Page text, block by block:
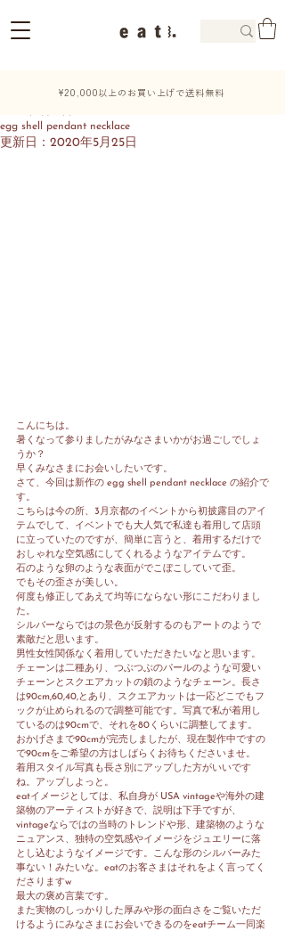
¥20,000以上のお買い上げで送料無料
egg shell pendant necklace
更新日： 2020年5月25日
こんにちは。
暑くなって参りましたがみなさまいかがお過ごしでしょ
うか？
早くみなさまにお会いしたいです。
さて、今回は新作の egg shell pendant necklace の紹介で
す。
こちらは今の所、3月京都のイベントから初披露目のアイ
テムでして、イベントでも大人気で私達も着用して店頭
に立っていたのですが、簡単に言うと、着用するだけで
おしゃれな空気感にしてくれるようなアイテムです。
石のような卵のような表面がでこぼこしていて歪。
でもその歪さが美しい。
何度も修正してあえて均等にならない形にこだわりまし
た。
シルバーならではの景色が反射するのもアートのようで
素敵だと思います。
男性女性関係なく着用していただきたいなと思います。
チェーンは二種あり、つぶつぶのパールのような可愛い
チェーンとスクエアカットの鎖のようなチェーン。長さ
は90cm,60,40,とあり、スクエアカットは一応どこでもフ
ックが止められるので調整可能です。写真で私が着用し
ているのは90cmで、それを80くらいに調整してます。
おかげさまで90cmが完売しましたが、現在製作中ですの
で90cmをご希望の方はしばらくお待ちくださいませ。
着用スタイル写真も長さ別にアップした方がいいです
ね。アップしよっと。
eatイメージとしては、私自身が USA vintageや海外の建
築物のアーティストが好きで、説明は下手ですが、
vintageならではの当時のトレンドや形、建築物のような
ニュアンス、独特の空気感やイメージをジュエリーに落
とし込むようなイメージです。こんな形のシルバーみた
事ない！みたいな。eatのお客さまはそれをよく言ってく
ださりますw
最大の褒め言葉です。
また実物のしっかりした厚みや形の面白さをご覧いただ
けるようにみなさまにお会いできるのをeatチーム一同楽